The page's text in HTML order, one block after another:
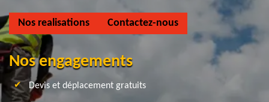
Nos realisations Contactez-nous
Nos engagements
Devis et déplacement gratuits